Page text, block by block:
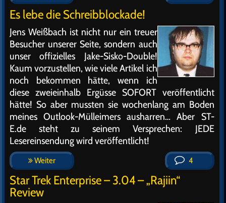
Es lebe die Schreibblockade!
Jens Weißbach ist nicht nur ein treuer
Besucher unserer Seite, sondern auch
unser offizielles Jake-Sisko-Double!
Kaum vorzustellen, wie viele Artikel ich
noch bekommen hätte, wenn ich
diese zweieinhalb Ergüsse SOFORT veröffentlicht
hätte! So aber mussten sie wochenlang am Boden
meines Outlook-Mülleimers ausharren… Aber ST-
E.de steht zu seinem Versprechen: JEDE
Lesereinsendung wird veröffentlicht!
Weiter 4
Star Trek Enterprise – 3.04 – „Rajiin“
Review